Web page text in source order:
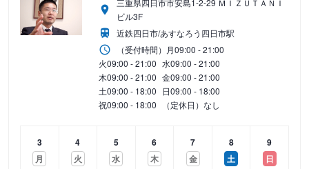
三重県四日市市安島1-2-29 ＭＩＺＵＴＡＮＩ
ビル3F
近鉄四日市/あすなろう四日市駅
（受付時間） 月09:00 - 21:00
火09:00 - 21:00 水09:00 - 21:00
木09:00 - 21:00 金09:00 - 21:00
土09:00 - 18:00 日09:00 - 18:00
祝09:00 - 18:00 （定休日）なし
3
月
4
火
5
水
6
木
7
金
8
土
9
日